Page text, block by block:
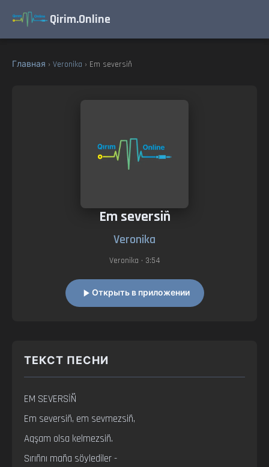
Qirim.Online
Главная › Veronika › Em seversiñ
Em seversiñ
Veronika
Veronika • 3:54
Открыть в приложении
ТЕКСТ ПЕСНИ
EM SEVERSİÑ
Em seversiñ, em sevmezsiñ,
Aqşam olsa kelmezsiñ.
Sırıñnı maña söylediler -